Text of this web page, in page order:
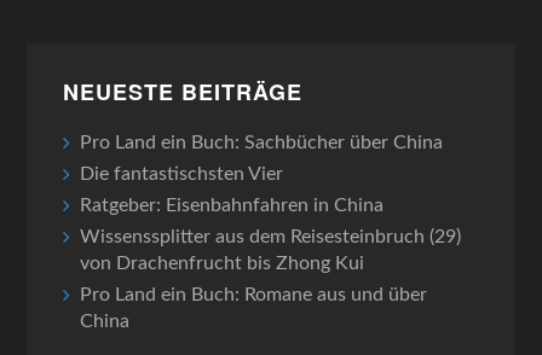
NEUESTE BEITRÄGE
Pro Land ein Buch: Sachbücher über China
Die fantastischsten Vier
Ratgeber: Eisenbahnfahren in China
Wissenssplitter aus dem Reisesteinbruch (29)
von Drachenfrucht bis Zhong Kui
Pro Land ein Buch: Romane aus und über
China